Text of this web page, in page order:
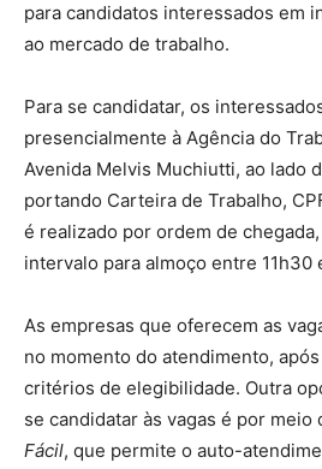
para candidatos interessados em
ao mercado de trabalho.
Para se candidatar, os
presencialmente à Agência do
Avenida Melvis Muchiutti, ao lado
portando Carteira de Trabalho,
é realizado por ordem de
intervalo para almoço entre 11h30
As empresas que oferecem as
no momento do atendimento,
critérios de elegibilidade. Outra
se candidatar às vagas é por meio
Fácil, que permite o auto-